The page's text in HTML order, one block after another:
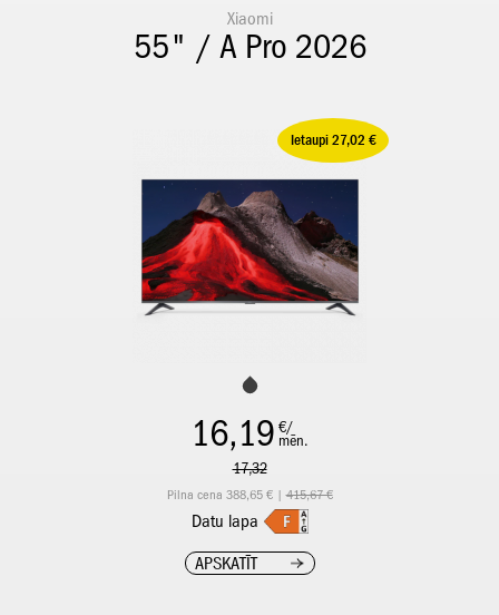
Xiaomi
55" / A Pro 2026
Ietaupi 27,02 €
16,19 €/
mēn.
17,32
Pilna cena 388,65 € |415,67 €
Datu lapa
APSKATĪT